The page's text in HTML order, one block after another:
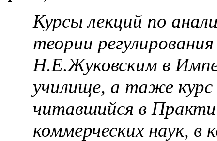
Курсы лекций по
теории
Н.Е.Жуковским в
училище, а таже курс
читавшийся в
коммерческих наук, в